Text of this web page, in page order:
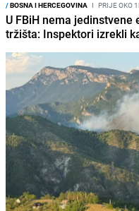
/BOSNA I HERCEGOVINA I PRIJE OKO
U FBiH nema
tržišta: Inspektori izrekli